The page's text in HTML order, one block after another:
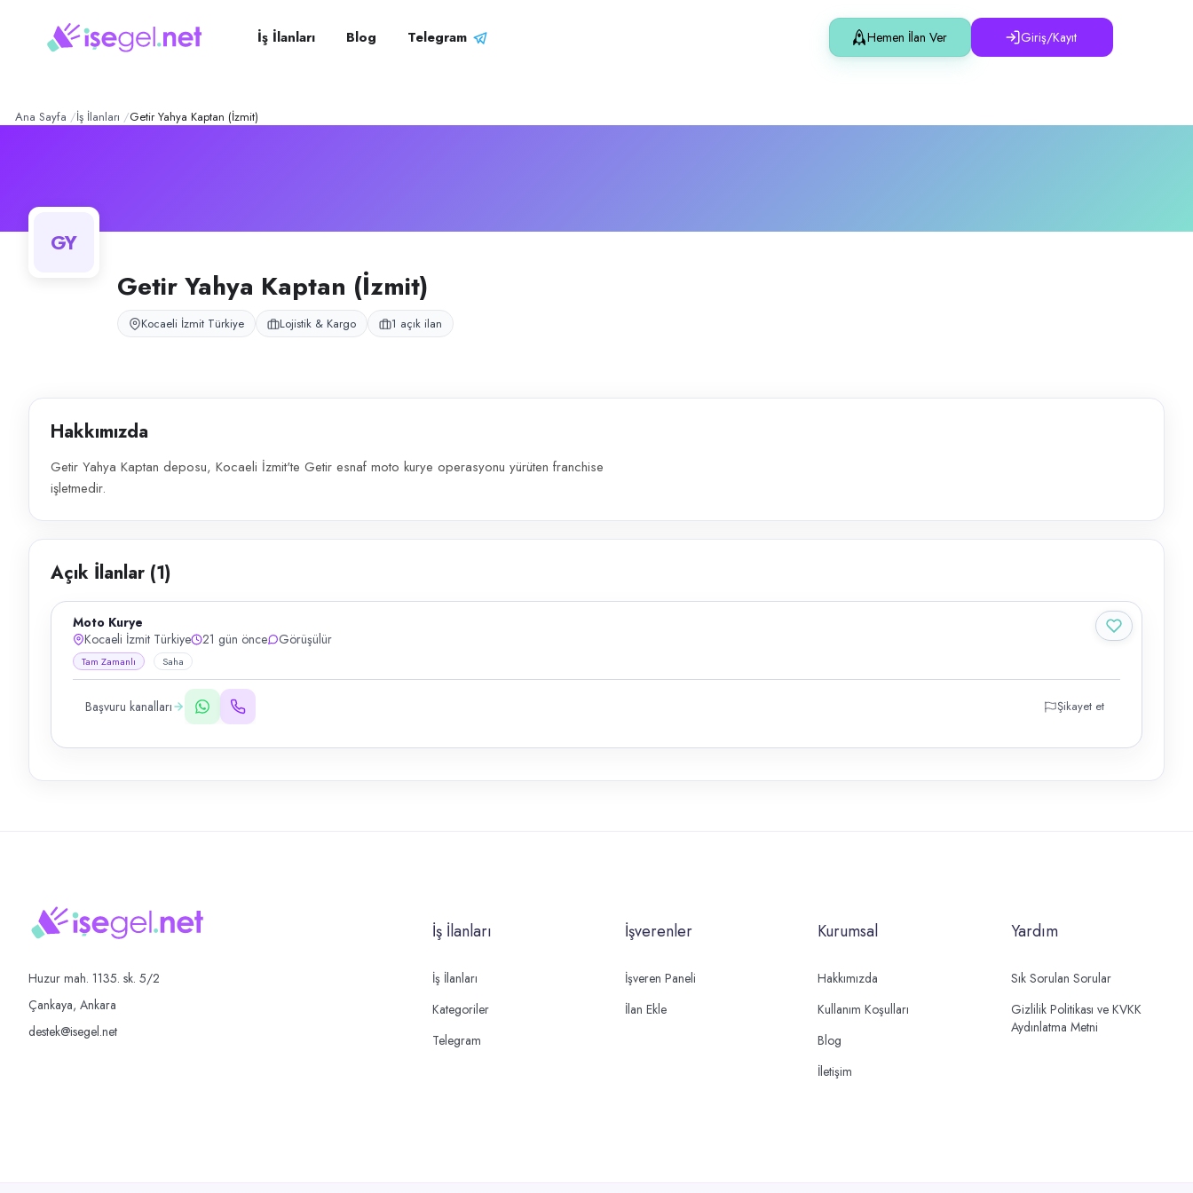
Yahya Kaptan (İzmit) – Şirket Profili
Getir Yahya Kaptan deposu, Kocaeli İzmit'te Getir esnaf moto kurye operasyonu yürüten franchise işletmedir.
pozisyonlar
Moto Kurye
İş İlanları Blog Telegram Hemen İlan Ver Giriş/Kayıt
Ana Sayfa İş İlanları Getir Yahya Kaptan (İzmit)
GY
Getir Yahya Kaptan (İzmit)
Kocaeli İzmit Türkiye Lojistik & Kargo 1 açık ilan
Hakkımızda
Getir Yahya Kaptan deposu, Kocaeli İzmit'te Getir esnaf moto kurye operasyonu yürüten franchise
işletmedir.
Açık İlanlar (1)
Moto Kurye
Kocaeli İzmit Türkiye
21 gün önce Görüşülür
Tam Zamanlı Saha
Başvuru kanalları Şikayet et
Huzur mah. 1135. sk. 5/2
Çankaya, Ankara
destek@isegel.net
İş İlanları
İş İlanları
Kategoriler
Telegram
İşverenler
İşveren Paneli
İlan Ekle
Kurumsal
Hakkımızda
Kullanım Koşulları
Blog
İletişim
Yardım
Sık Sorulan Sorular
Gizlilik Politikası ve KVKK
Aydınlatma Metni